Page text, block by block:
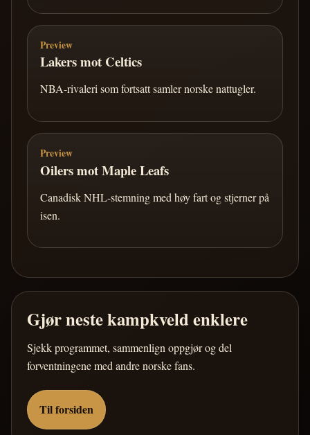
Preview
Lakers mot Celtics
NBA-rivaleri som fortsatt samler norske nattugler.
Preview
Oilers mot Maple Leafs
Canadisk NHL-stemning med høy fart og stjerner på
isen.
Gjør neste kampkveld enklere
Sjekk programmet, sammenlign oppgjør og del
forventningene med andre norske fans.
Til forsiden